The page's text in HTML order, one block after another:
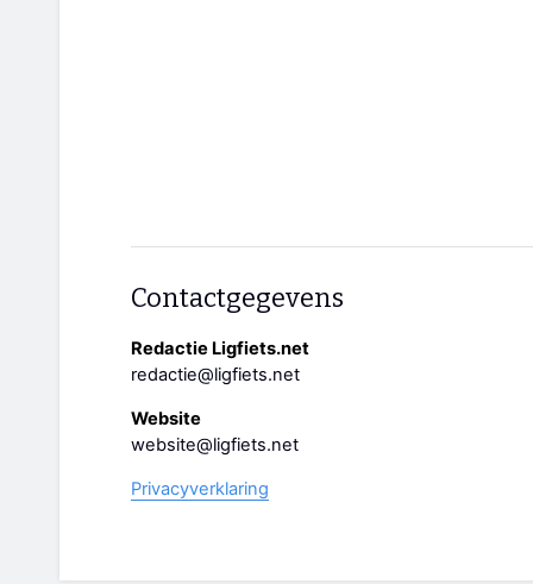
Contactgegevens
Redactie Ligfiets.net
redactie@ligfiets.net
Website
website@ligfiets.net
Privacyverklaring